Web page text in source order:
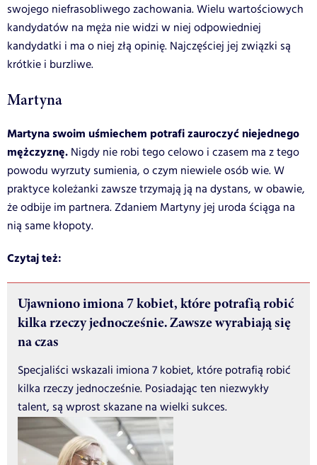
swojego niefrasobliwego zachowania. Wielu wartościowych
kandydatów na męża nie widzi w niej odpowiedniej
kandydatki i ma o niej złą opinię. Najczęściej jej związki są
krótkie i burzliwe.
Martyna
Martyna swoim uśmiechem potrafi zauroczyć niejednego
mężczyznę. Nigdy nie robi tego celowo i czasem ma z tego
powodu wyrzuty sumienia, o czym niewiele osób wie. W
praktyce koleżanki zawsze trzymają ją na dystans, w obawie,
że odbije im partnera. Zdaniem Martyny jej uroda ściąga na
nią same kłopoty.
Czytaj też:
Ujawniono imiona 7 kobiet, które potrafią robić
kilka rzeczy jednocześnie. Zawsze wyrabiają się
na czas
Specjaliści wskazali imiona 7 kobiet, które potrafią robić
kilka rzeczy jednocześnie. Posiadając ten niezwykły
talent, są wprost skazane na wielki sukces.